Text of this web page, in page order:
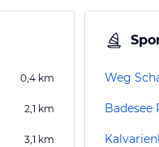
0,4 km
2,1 km
3,1 km
Weg
Badesee